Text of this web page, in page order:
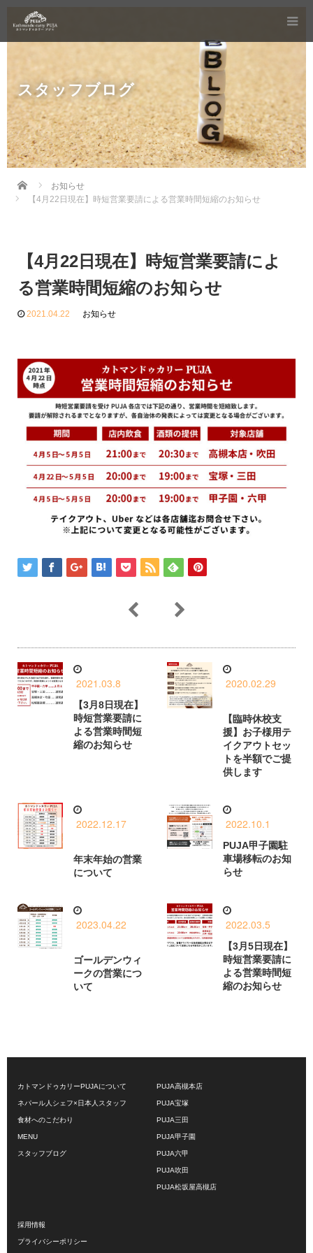
スタッフブログ
Home
お知らせ
【4月22日現在】時短営業要請による営業時間短縮のお知らせ
【4月22日現在】時短営業要請によ
る営業時間短縮のお知らせ
2021.04.22 お知らせ
2021.03.8
【3月8日現在】
時短営業要請に
よる営業時間短
縮のお知らせ
2020.02.29
【臨時休校支
援】お子様用テ
イクアウトセッ
トを半額でご提
供します
2022.12.17
年末年始の営業
について
2022.10.1
PUJA甲子園駐
車場移転のお知
らせ
2023.04.22
ゴールデンウィ
ークの営業につ
いて
2022.03.5
【3月5日現在】
時短営業要請に
よる営業時間短
縮のお知らせ
カトマンドゥカリーPUJAについて
ネパール人シェフ×日本人スタッフ
食材へのこだわり
MENU
スタッフブログ
PUJA高槻本店
PUJA宝塚
PUJA三田
PUJA甲子園
PUJA六甲
PUJA吹田
PUJA松坂屋高槻店
採用情報
プライバシーポリシー